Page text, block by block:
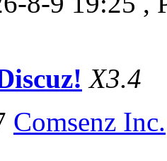
X3.4
Comsenz Inc.